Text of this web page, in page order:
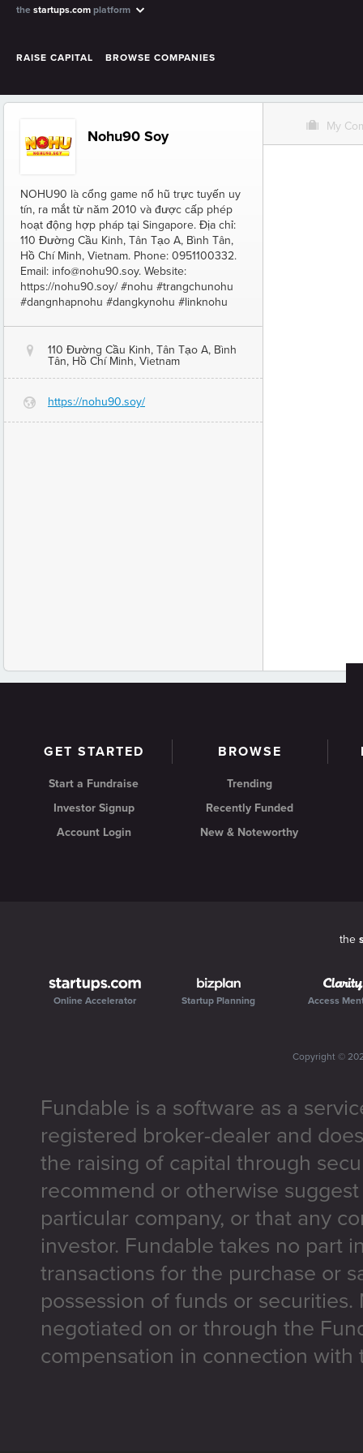
the startups.com platform
RAISE CAPITAL BROWSE COMPANIES
Nohu90 Soy
NOHU90 là cổng game nổ hũ trực tuyến uy
tín, ra mắt từ năm 2010 và được cấp phép
hoạt động hợp pháp tại Singapore. Địa chỉ:
110 Đường Cầu Kinh, Tân Tạo A, Bình Tân,
Hồ Chí Minh, Vietnam. Phone: 0951100332.
Email: info@nohu90.soy. Website:
https://nohu90.soy/ #nohu #trangchunohu
#dangnhapnohu #dangkynohu #linknohu
@
110 Đường Cầu Kinh, Tân Tạo A, Bình
Tân, Hồ Chí Minh, Vietnam
G https://nohu90.soy/
O My
GET STARTED
Start a Fundraise
Investor Signup
Account Login
BROWSE
Trending
Recently Funded
New & Noteworthy
the
Online Accelerator Startup Planning Access
Copyright ©
Fundable is a software as a
registered broker-dealer and
the raising of capital through
recommend or otherwise
particular company, or that any
investor. Fundable takes no part
transactions for the purchase or
possession of funds or
negotiated on or through the
compensation in connection with